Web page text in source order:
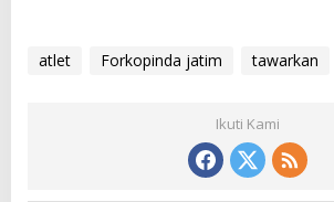
atlet Forkopinda jatim tawarkan
Ikuti Kami